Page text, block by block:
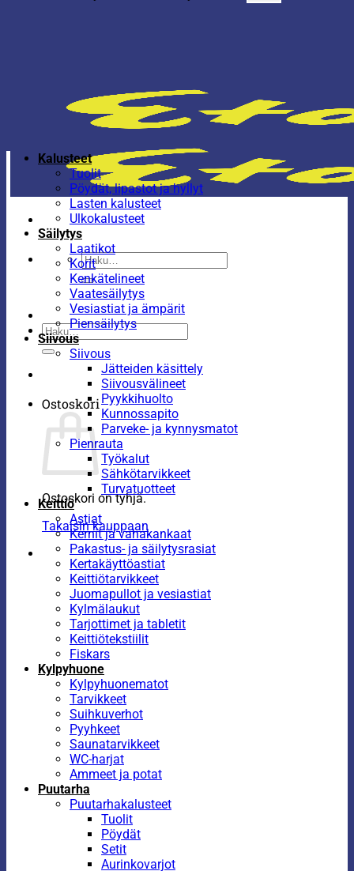
Etsi:
Etsi:
Ostoskori
Ostoskori on tyhjä.
Takaisin kauppaan
Kalusteet
Tuolit
Pöydät, lipastot ja hyllyt
Lasten kalusteet
Ulkokalusteet
Säilytys
Laatikot
Korit
Kenkätelineet
Vaatesäilytys
Vesiastiat ja ämpärit
Piensäilytys
Siivous
Siivous
Jätteiden käsittely
Siivousvälineet
Pyykkihuolto
Kunnossapito
Parveke- ja kynnysmatot
Pienrauta
Työkalut
Sähkötarvikkeet
Turvatuotteet
Keittiö
Astiat
Kernit ja vahakankaat
Pakastus- ja säilytysrasiat
Kertakäyttöastiat
Keittiötarvikkeet
Juomapullot ja vesiastiat
Kylmälaukut
Tarjottimet ja tabletit
Keittiötekstiilit
Fiskars
Kylpyhuone
Kylpyhuonematot
Tarvikkeet
Suihkuverhot
Pyyhkeet
Saunatarvikkeet
WC-harjat
Ammeet ja potat
Puutarha
Puutarhakalusteet
Tuolit
Pöydät
Setit
Aurinkovarjot